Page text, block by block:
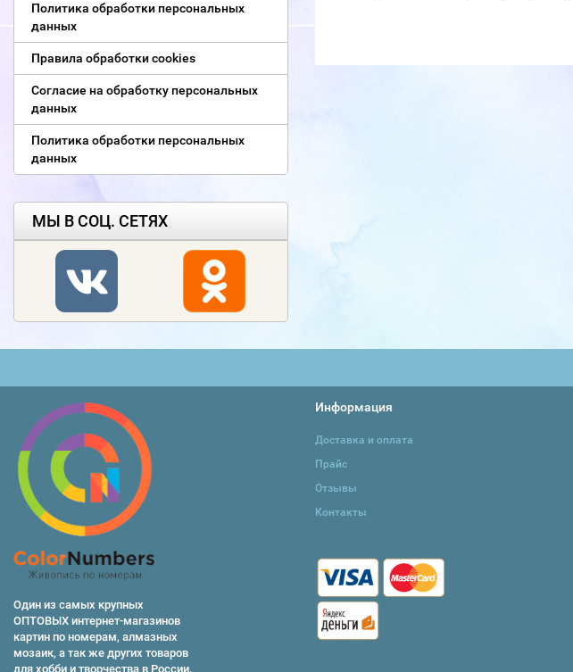
Политика обработки персональных
данных
Правила обработки cookies
Согласие на обработку персональных
данных
Политика обработки персональных
данных
МЫ В СОЦ. СЕТЯХ
Один из самых крупных
ОПТОВЫХ интернет-магазинов
картин по номерам, алмазных
мозаик, а так же других товаров
для хобби и творчества в России.
Информация
Доставка и оплата
Прайс
Отзывы
Контакты